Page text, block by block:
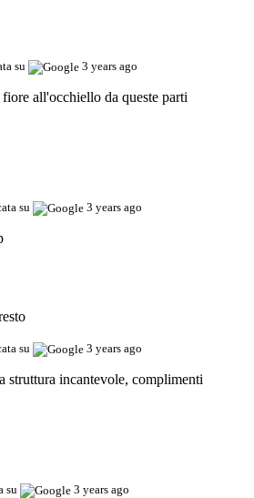
su 3 years ago
all'occhiello da queste parti
su 3 years ago
su 3 years ago
struttura incantevole, complimenti
su 3 years ago